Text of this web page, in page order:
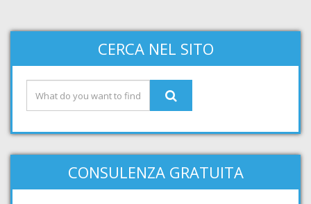
CERCA NEL SITO
CONSULENZA GRATUITA